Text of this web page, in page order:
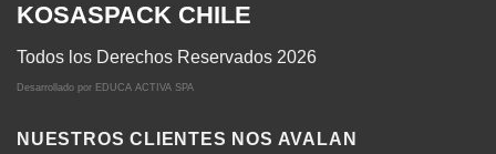
KOSASPACK CHILE
Todos los Derechos Reservados 2026
Desarrollado por EDUCA ACTIVA SPA
NUESTROS CLIENTES NOS AVALAN